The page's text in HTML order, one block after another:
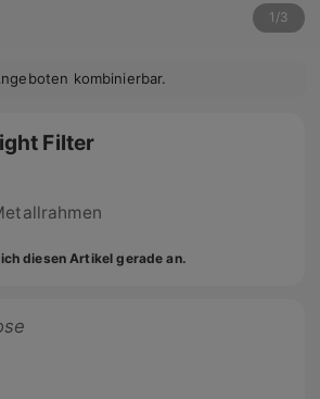
1 /3
kombinierbar.
Filter
diesen Artikel gerade an.